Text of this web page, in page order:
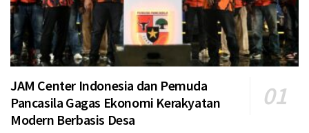
JAM Center Indonesia dan Pemuda
Pancasila Gagas Ekonomi Kerakyatan
Modern Berbasis Desa